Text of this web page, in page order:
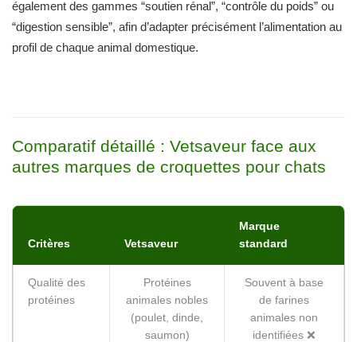
également des gammes “soutien rénal”, “contrôle du poids” ou
“digestion sensible”, afin d’adapter précisément l’alimentation au
profil de chaque animal domestique.
Comparatif détaillé : Vetsaveur face aux
autres marques de croquettes pour chats
Critères Vetsaveur
Marque
standard
Qualité des
protéines
Protéines
animales nobles
(poulet, dinde,
saumon)
Souvent à base
de farines
animales non
identifiées ❌